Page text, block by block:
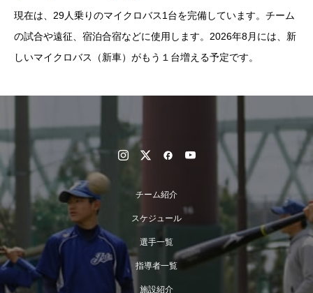
現在は、29人乗りのマイクロバス1台を完備しています。チーム
の試合や遠征、宿泊合宿などに使用します。2026年8月には、新
しいマイクロバス（新車）がもう１台増える予定です。
チーム紹介
スケジュール
選手一覧
指導者一覧
施設紹介